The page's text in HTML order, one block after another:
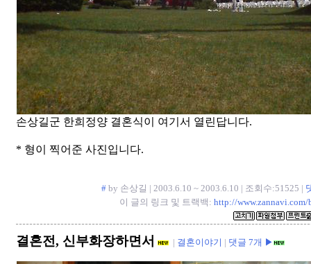
손상길군 한희정양 결혼식이 여기서 열린답니다.
* 형이 찍어준 사진입니다.
# by 손상길 | 2003.6.10 ~ 2003.6.10 | 조회수:51525 |
이 글의 링크 및 트랙백: http://
결혼전, 신부화장하면서 | 결혼이야기 | 댓글 7개 ▶